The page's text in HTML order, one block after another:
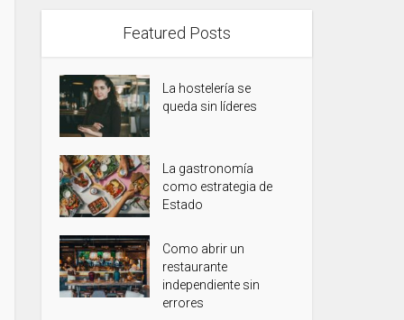
Featured Posts
La hostelería se
queda sin líderes
La gastronomía
como estrategia de
Estado
Como abrir un
restaurante
independiente sin
errores